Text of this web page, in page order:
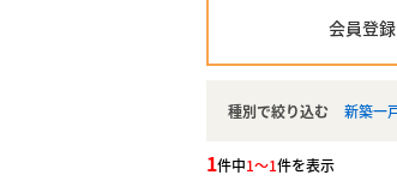
会員登
種別で絞り込む 新築一
1件中1～1件を表示